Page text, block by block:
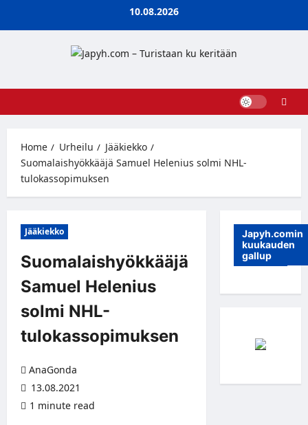
10.08.2026
Home Urheilu
Jääkiekko
Suomalaishyökkääjä Samuel Helenius solmi NHL-
tulokassopimuksen
Jääkiekko
Suomalaishyökkääjä
Samuel Helenius
solmi NHL-
tulokassopimuksen
AnaGonda
13.08.2021
1 minute read
Japyh.comin
kuukauden
gallup